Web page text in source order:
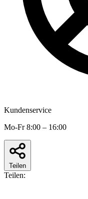
Kundenservice
Mo-Fr 8:00 – 16:00
Teilen
Teilen: